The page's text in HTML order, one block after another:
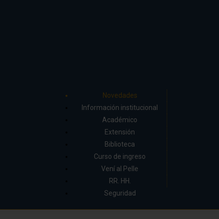
Novedades
Información institucional
Académico
Extensión
Biblioteca
Curso de ingreso
Vení al Pelle
RR. HH.
Seguridad